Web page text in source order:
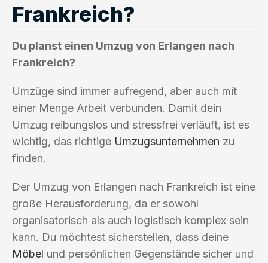
Frankreich?
Du planst einen Umzug von Erlangen nach
Frankreich?
Umzüge sind immer aufregend, aber auch mit
einer Menge Arbeit verbunden. Damit dein
Umzug reibungslos und stressfrei verläuft, ist es
wichtig, das richtige Umzugsunternehmen zu
finden.
Der Umzug von Erlangen nach Frankreich ist eine
große Herausforderung, da er sowohl
organisatorisch als auch logistisch komplex sein
kann. Du möchtest sicherstellen, dass deine
Möbel und persönlichen Gegenstände sicher und